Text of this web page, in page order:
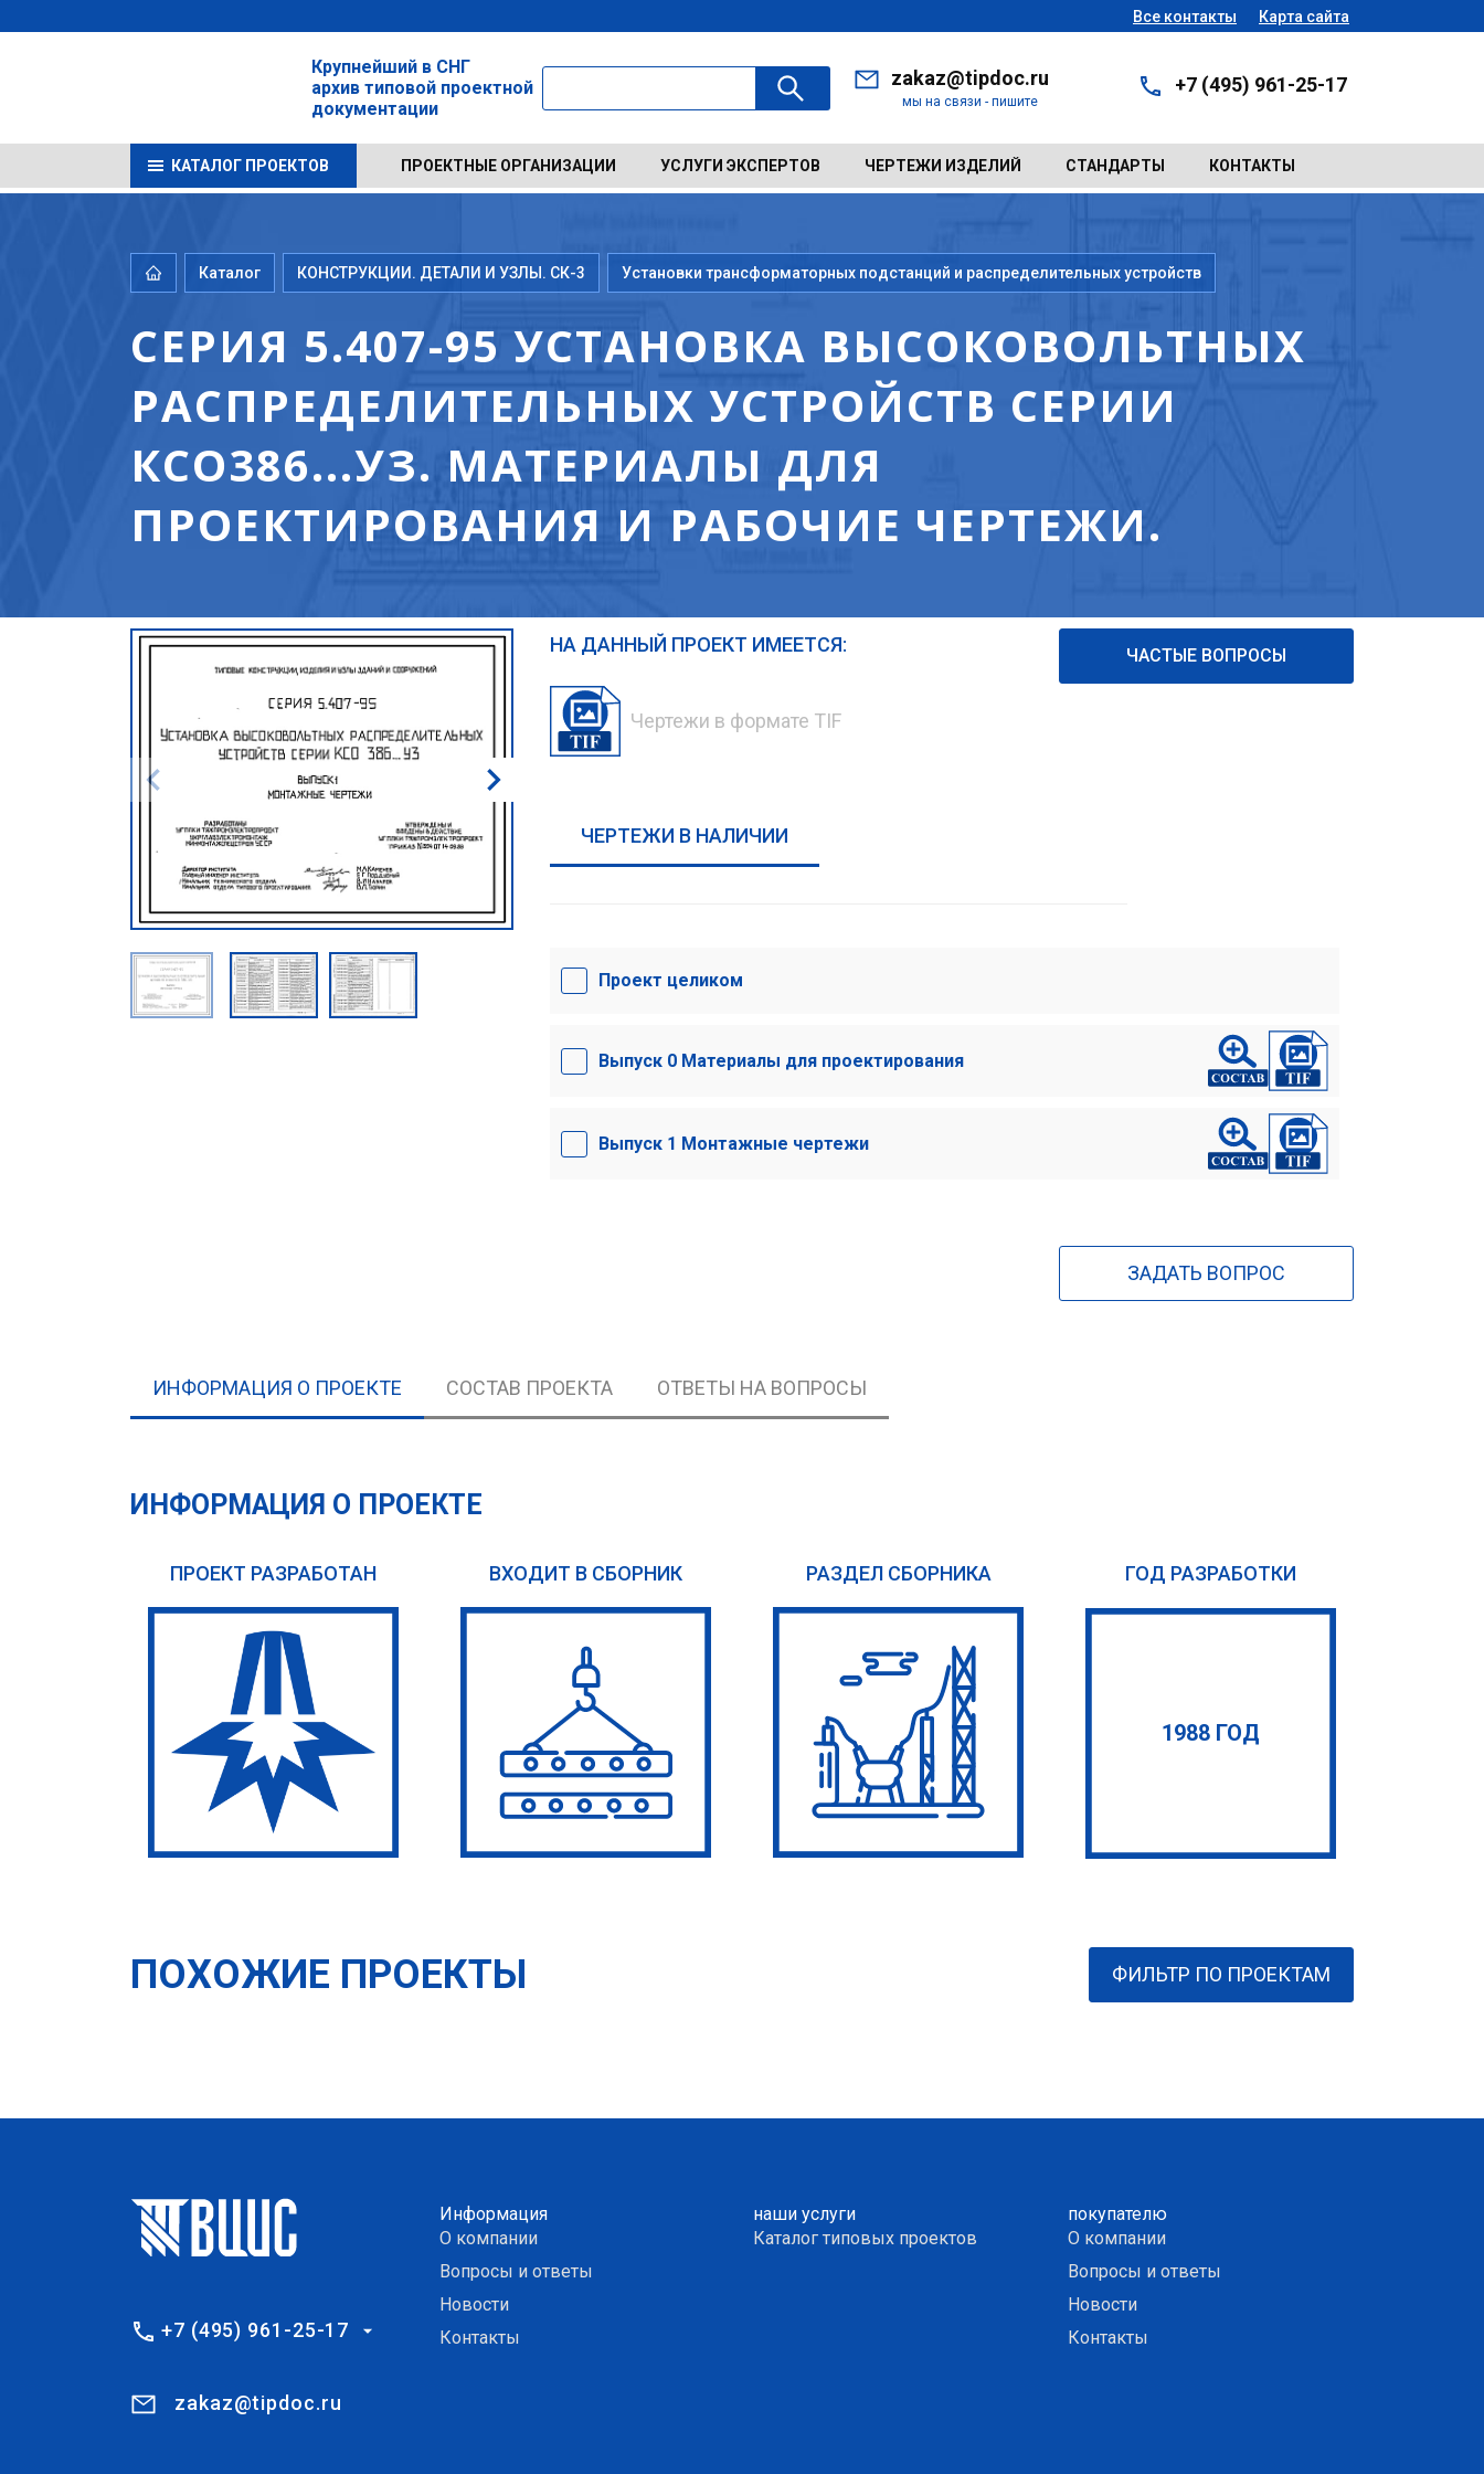
Все контакты Карта сайта
Крупнейший в СНГ
архив типовой проектной
документации
zakaz@tipdoc.ru
мы на связи - пишите
+7 (495) 961-25-17
КАТАЛОГ ПРОЕКТОВ ПРОЕКТНЫЕ ОРГАНИЗАЦИИ УСЛУГИ ЭКСПЕРТОВ ЧЕРТЕЖИ ИЗДЕЛИЙ СТАНДАРТЫ КОНТАКТЫ
Каталог КОНСТРУКЦИИ. ДЕТАЛИ И УЗЛЫ. СК-3 Установки трансформаторных подстанций и распределительных устройств
СЕРИЯ 5.407-95 УСТАНОВКА ВЫСОКОВОЛЬТНЫХ
РАСПРЕДЕЛИТЕЛЬНЫХ УСТРОЙСТВ СЕРИИ
КСО386...УЗ. МАТЕРИАЛЫ ДЛЯ
ПРОЕКТИРОВАНИЯ И РАБОЧИЕ ЧЕРТЕЖИ.
НА ДАННЫЙ ПРОЕКТ ИМЕЕТСЯ:
Чертежи в формате TIF
ЧАСТЫЕ ВОПРОСЫ
ЧЕРТЕЖИ В НАЛИЧИИ
Проект целиком
Выпуск 0 Материалы для проектирования
Выпуск 1 Монтажные чертежи
ЗАДАТЬ ВОПРОС
ИНФОРМАЦИЯ О ПРОЕКТЕ СОСТАВ ПРОЕКТА ОТВЕТЫ НА ВОПРОСЫ
ИНФОРМАЦИЯ О ПРОЕКТЕ
ПРОЕКТ РАЗРАБОТАН ВХОДИТ В СБОРНИК РАЗДЕЛ СБОРНИКА ГОД РАЗРАБОТКИ
1988 ГОД
ПОХОЖИЕ ПРОЕКТЫ ФИЛЬТР ПО ПРОЕКТАМ
+7 (495) 961-25-17
zakaz@tipdoc.ru
Информация
О компании
Вопросы и ответы
Новости
Контакты
наши услуги
Каталог типовых проектов
покупателю
О компании
Вопросы и ответы
Новости
Контакты